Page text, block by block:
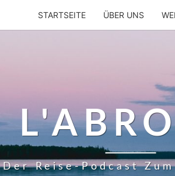
STARTSEITE ÜBER UNS
Der Reise-Podcast